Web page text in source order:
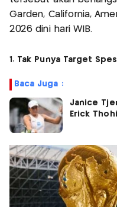
Garden, California,
2026 dini hari WIB.
1. Tak Punya Target
Baca Juga :
Janice
Erick